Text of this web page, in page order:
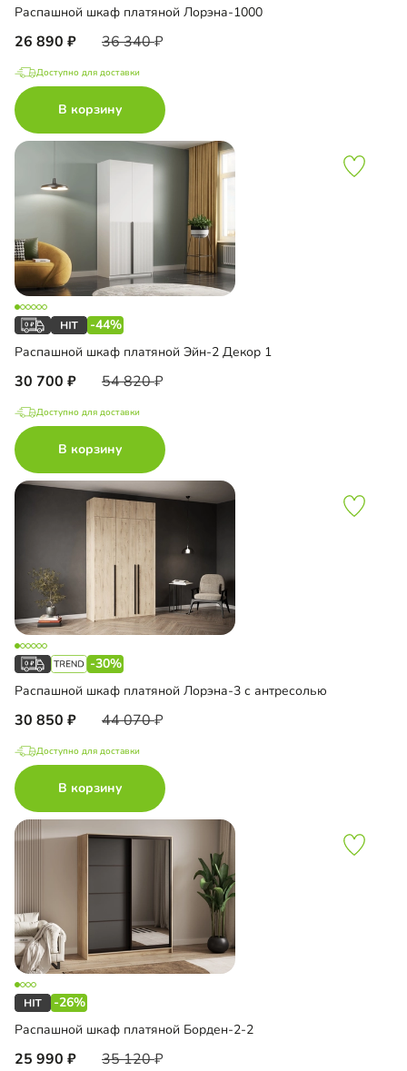
Распашной шкаф платяной Лорэна-1000
26 890 36 340
Доступно для доставки
В корзину
-44%
Распашной шкаф платяной Эйн-2 Декор 1
30 700 54 820
Доступно для доставки
В корзину
-30%
Распашной шкаф платяной Лорэна-3 с антресолью
30 850 44 070
Доступно для доставки
В корзину
-26%
Распашной шкаф платяной Борден-2-2
25 990 35 120